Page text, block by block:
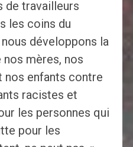
de travailleurs
les coins du
développons la
mères, nos
nos enfants contre
racistes et
les personnes qui
pour les